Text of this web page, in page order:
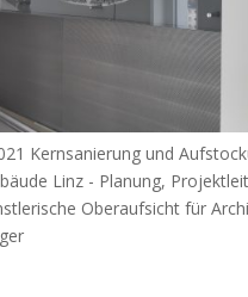
Kernsanierung und
Linz - Planung,
Oberaufsicht für